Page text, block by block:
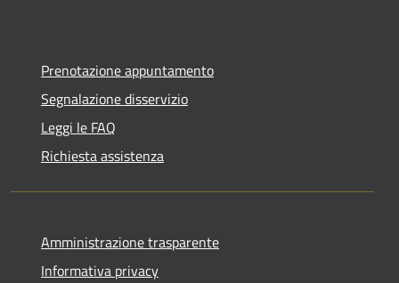
Prenotazione appuntamento
Segnalazione disservizio
Leggi le FAQ
Richiesta assistenza
Amministrazione trasparente
Informativa privacy